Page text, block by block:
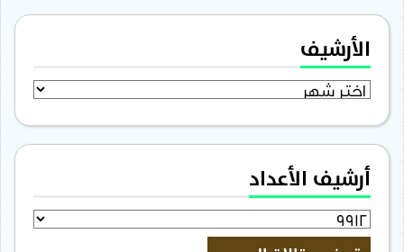
الأرشيف
الأرشيف
أرشيف الأعداد